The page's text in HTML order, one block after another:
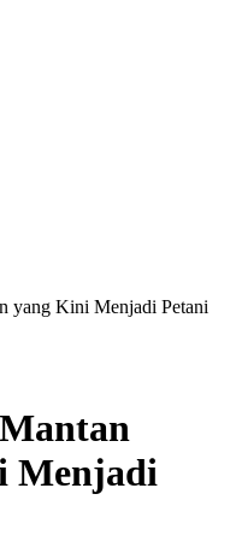
yang Kini Menjadi Petani
Menjadi